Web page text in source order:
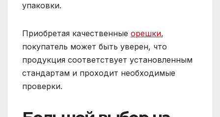
упаковки.
Приобретая качественные орешки,
покупатель может быть уверен, что
продукция соответствует установленным
стандартам и проходит необходимые
проверки.